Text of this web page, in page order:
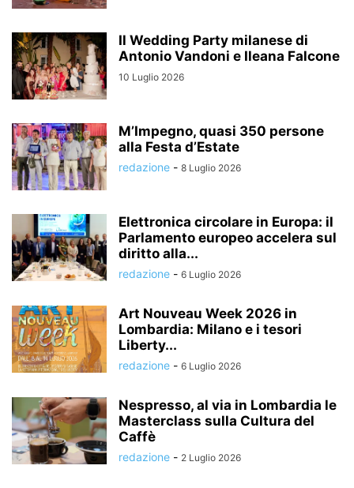
Il Wedding Party milanese di
Antonio Vandoni e Ileana Falcone
10 Luglio 2026
M’Impegno, quasi 350 persone
alla Festa d’Estate
redazione - 8 Luglio 2026
Elettronica circolare in Europa: il
Parlamento europeo accelera sul
diritto alla...
redazione - 6 Luglio 2026
Art Nouveau Week 2026 in
Lombardia: Milano e i tesori
Liberty...
redazione - 6 Luglio 2026
Nespresso, al via in Lombardia le
Masterclass sulla Cultura del
Caffè
redazione - 2 Luglio 2026